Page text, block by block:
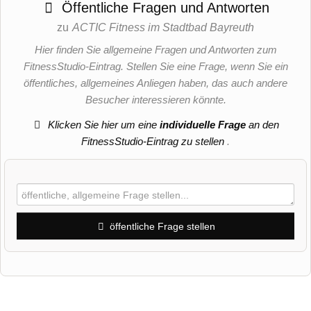
Öffentliche Fragen und Antworten
zu ACTIC Fitness im Stadtbad Bayreuth
Hier finden Sie allgemeine Fragen und Antworten zum
FitnessStudio-Eintrag. Stellen Sie eine Frage, wenn Sie ein
öffentliches, allgemeines Anliegen haben, das auch andere
Besucher interessieren könnte.
Klicken Sie hier um eineindividuelle Frage an den
FitnessStudio-Eintrag zu stellen .
öffentliche Frage stellen